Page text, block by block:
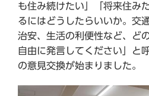
も住み続けたい」「将来住み
るにはどうしたらいいか。交
治安、生活の利便性など、ど
自由に発言してください」と
の意見交換が始まりました。